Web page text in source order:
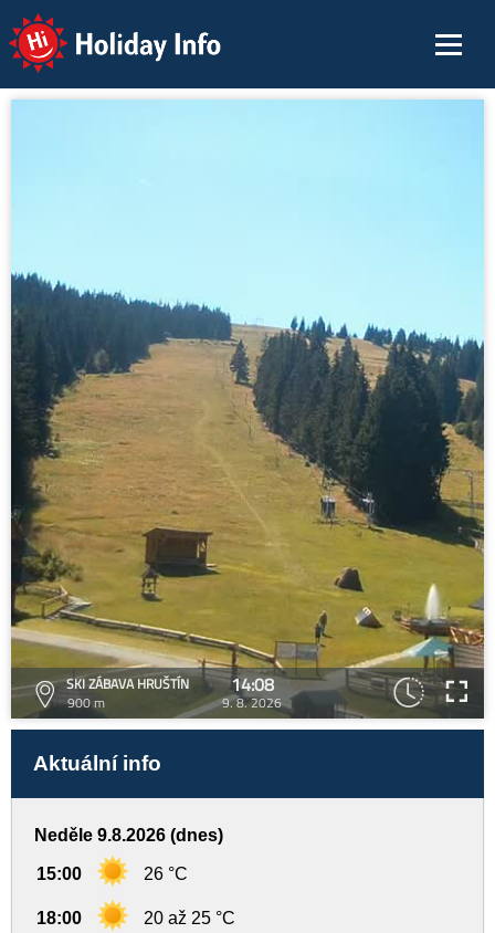
Holiday Info
SKI ZÁBAVA HRUŠTÍN
900 m
14:08
9. 8. 2026
Aktuální info
Neděle 9.8.2026 (dnes)
15:00 26 °C
18:00 20 až 25 °C